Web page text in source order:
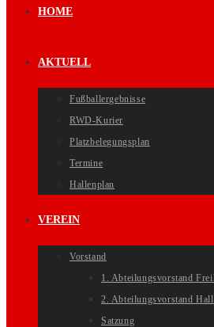
HOME
AKTUELL
Fußballergebnisse
RWD-Kurier
Platzbelegungsplan
Termine
Hallenplan
VEREIN
Vorstand
1. Abteilungsvorstand
2. Abteilungsvorstand
Satzung